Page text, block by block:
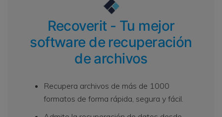
Recoverit - Tu mejor
software de recuperación
de archivos
Recupera archivos de más de 1000
formatos de forma rápida, segura y fácil.